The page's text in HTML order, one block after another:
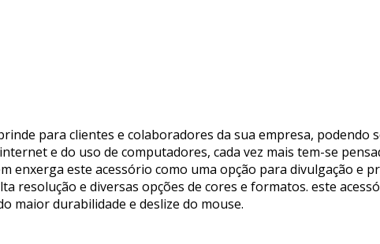
para clientes e colaboradores da sua empresa,
e do uso de computadores, cada vez mais tem-se
enxerga este acessório como uma opção para divulgação e
resolução e diversas opções de cores e formatos. este
maior durabilidade e deslize do mouse.